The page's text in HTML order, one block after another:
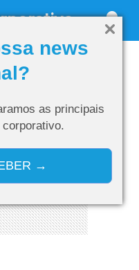
news
as principais
→